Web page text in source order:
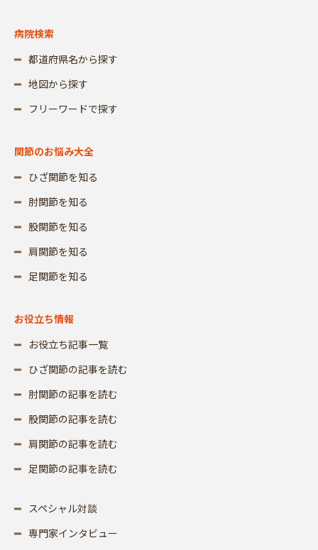
病院検索
都道府県名から探す
地図から探す
フリーワードで探す
関節のお悩み大全
ひざ関節を知る
肘関節を知る
股関節を知る
肩関節を知る
足関節を知る
お役立ち情報
お役立ち記事一覧
ひざ関節の記事を読む
肘関節の記事を読む
股関節の記事を読む
肩関節の記事を読む
足関節の記事を読む
スペシャル対談
専門家インタビュー